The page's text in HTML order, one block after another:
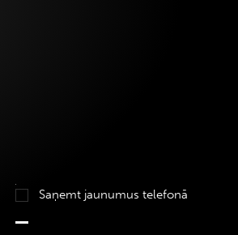
Saņemt jaunumus telefonā